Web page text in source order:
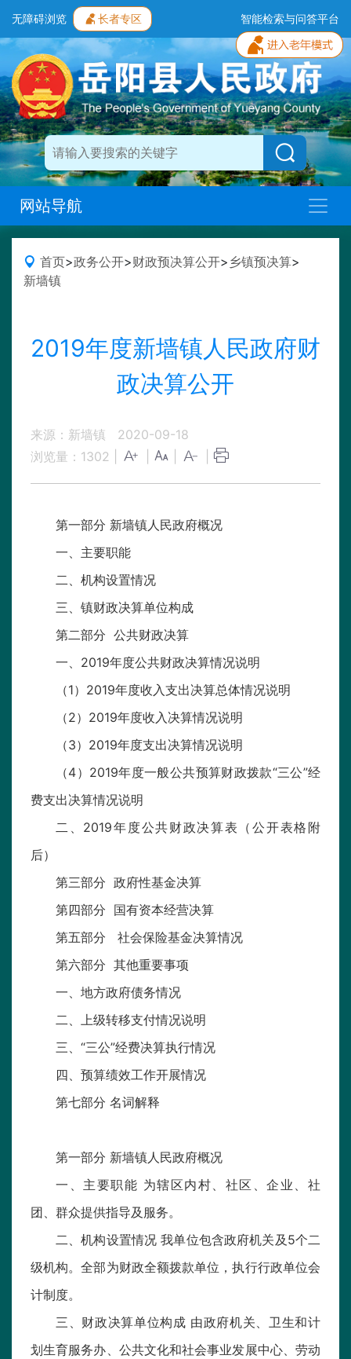
无障碍浏览 长者专区 智能检索与问答平台
网站导航
首页>政务公开>财政预决算公开> 乡镇预决算>
新墙镇
2019年度新墙镇人民政府财
政决算公开
来源：新墙镇
2020-09-18
浏览量： 1302
第一部分 新墙镇人民政府概况
一、主要职能
二、机构设置情况
三、镇财政决算单位构成
第二部分 公共财政决算
一、2019年度公共财政决算情况说明
（1）2019年度收入支出决算总体情况说明
（2）2019年度收入决算情况说明
（3）2019年度支出决算情况说明
（4）2019年度一般公共预算财政拨款“三公”经
费支出决算情况说明
二、2019年度公共财政决算表（公开表格附
后）
第三部分 政府性基金决算
第四部分 国有资本经营决算
第五部分 社会保险基金决算情况
第六部分 其他重要事项
一、地方政府债务情况
二、上级转移支付情况说明
三、“三公”经费决算执行情况
四、预算绩效工作开展情况
第七部分 名词解释
第一部分 新墙镇人民政府概况
一、主要职能 为辖区内村、社区、企业、社
团、群众提供指导及服务。
二、机构设置情况 我单位包含政府机关及5个二
级机构。全部为财政全额拨款单位，执行行政单位会
计制度。
三、财政决算单位构成 由政府机关、卫生和计
划生育服务办、公共文化和社会事业发展中心、劳动